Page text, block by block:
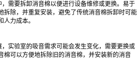
需要拆卸消音棉以便进行设备维修或更换。易于
拆除，并重复安装，避免了传统消音棉拆卸时可能
力成本。
实验室的吸音需求可能会发生变化，需要更换或
棉可以方便地拆除旧的消音棉，并安装新的消音